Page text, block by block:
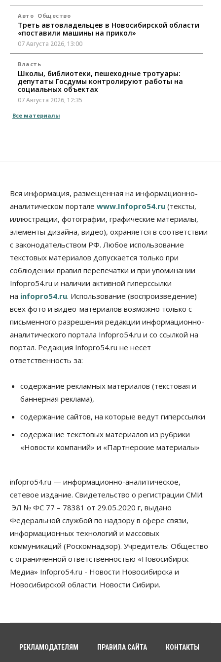
Авто Общество
Треть автовладельцев в Новосибирской области
«поставили машины на прикол»
07 Августа 2026, 13:00
Власть
Школы, библиотеки, пешеходные тротуары:
депутаты Госдумы контролируют работы на
социальных объектах
07 Августа 2026, 12:35
Общество
07 Августа 2026, 11:30
Общество
Деньгами будут распоряжаться дети: в десяти
школах Новосибирской области введут
инициативное бюджетирование
Общество Право&Порядок
В Новосибирске руководителя отдела полиции
заключили под стражу
07 Августа 2026, 10:15
Общество
Недели жары повлияли на урожай в
Новосибирской области, но режима ЧС не будет
07 Августа 2026, 10:00
выстраивают системы защиты от атак БПЛА
07 Августа 2026, 09:00
Бизнес
листы на полмиллиарда рублей
07 Августа 2026, 08:00
привлекать к разработке новых лекарств в
России
06 Августа 2026, 19:00
Мировые И Федеральные Новости
Россия построит в Киргизии новый кампус КРСУ:
30 гектаров, 15 тысяч студентов и 30 миллиардов
рублей
06 Августа 2026, 18:40
Новосибирским студентам помогают
площади участков для КРТ в Новосибирске
Все материалы
Вся информация, размещенная на информационно-
аналитическом портале www.Infopro54.ru (тексты,
иллюстрации, фотографии, графические материалы,
элементы дизайна, видео), охраняется в соответствии
с законодательством РФ. Любое использование
текстовых материалов допускается только при
соблюдении правил перепечатки и при упоминании
Infopro54.ru и наличии активной гиперссылки
на infopro54.ru. Использование (воспроизведение)
всех фото и видео-материалов возможно только с
письменного разрешения редакции информационно-
аналитического портала Infopro54.ru и со ссылкой на
портал. Редакция Infopro54.ru не несет
ответственность за:
содержание рекламных материалов (текстовая и
баннерная реклама),
содержание сайтов, на которые ведут гиперссылки
содержание текстовых материалов из рубрики
«Новости компаний» и «Партнерские материалы»
infopro54.ru — информационно-аналитическое,
сетевое издание. Свидетельство о регистрации СМИ:
ЭЛ № ФС 77 – 78381 от 29.05.2020 г, выдано
Федеральной службой по надзору в сфере связи,
информационных технологий и массовых
коммуникаций (Роскомнадзор). Учредитель: Общество
с ограниченной ответственностью «Новосибирск
Медиа» Infopro54.ru - Новости Новосибирска и
Новосибирской области. Новости Сибири.
РЕКЛАМОДАТЕЛЯМ ПРАВИЛА САЙТА КОНТАКТЫ